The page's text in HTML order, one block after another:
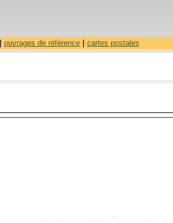
ouvrages de référence| cartes postales